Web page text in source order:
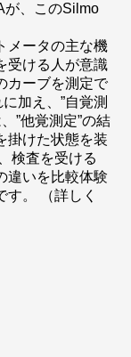
が、このSilmo
メータの主な機
受ける人が意識
カーブを測定で
加え、”自覚測
”他覚測定”の結
掛けた状態を装
検査を受ける
違いを比較体験
。 （詳しく